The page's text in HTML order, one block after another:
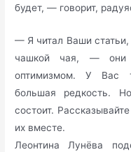
будет, — говорит,
— Я читал Ваши
чашкой чая, — они
оптимизмом. У Вас
большая редкость.
состоит.
их вместе.
Леонтина Лунёва